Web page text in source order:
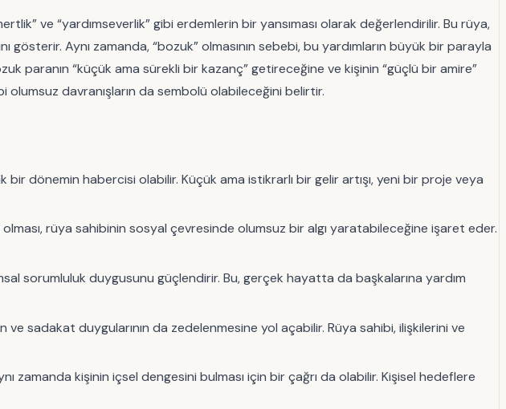
ve “yardımseverlik” gibi erdemlerin bir yansıması olarak değerlendirilir. Bu rüya,
Aynı zamanda, “bozuk” olmasının sebebi, bu yardımların büyük bir parayla
paranın “küçük ama sürekli bir kazanç” getireceğine ve kişinin “güçlü bir amire”
olumsuz davranışların da sembolü olabileceğini belirtir.
dönemin habercisi olabilir. Küçük ama istikrarlı bir gelir artışı, yeni bir proje veya
rüya sahibinin sosyal çevresinde olumsuz bir algı yaratabileceğine işaret eder.
sorumluluk duygusunu güçlendirir. Bu, gerçek hayatta da başkalarına yardım
sadakat duygularının da zedelenmesine yol açabilir. Rüya sahibi, ilişkilerini ve
zamanda kişinin içsel dengesini bulması için bir çağrı da olabilir. Kişisel hedeflere